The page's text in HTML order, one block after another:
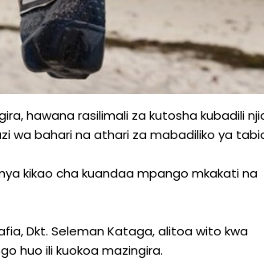
hawana rasilimali za kutosha kubadili
wa bahari na athari za mabadiliko ya
kikao cha kuandaa mpango mkakati na
Dkt. Seleman Kataga, alitoa wito kwa
huo ili kuokoa mazingira.